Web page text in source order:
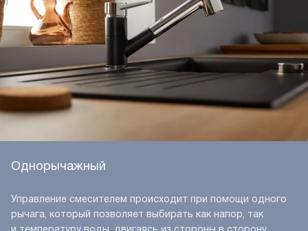
Однорычажный
Управление смесителем происходит при помощи одного
рычага, который позволяет выбирать как напор, так